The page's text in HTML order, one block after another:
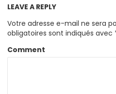
LEAVE A REPLY
Votre adresse e-mail ne sera
obligatoires sont indiqués avec
Comment